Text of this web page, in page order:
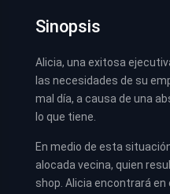
Sinopsis
Alicia, una exitosa
las necesidades de su
mal día, a causa de una
lo que tiene.
En medio de esta
alocada vecina, quien
shop. Alicia encontrará